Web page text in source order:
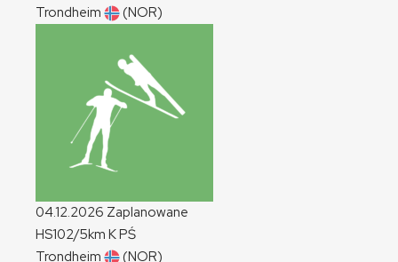
Trondheim
(NOR)
04.12.2026 Zaplanowane
HS102/5km KPŚ
Trondheim
(NOR)